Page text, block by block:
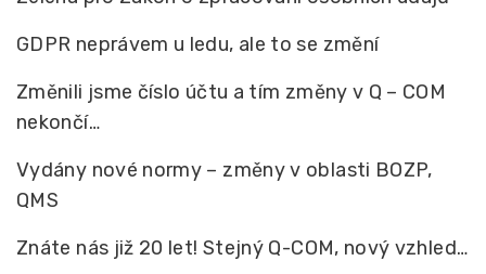
GDPR neprávem u ledu, ale to se změní
Změnili jsme číslo účtu a tím změny v Q – COM
nekončí…
Vydány nové normy – změny v oblasti BOZP,
QMS
Znáte nás již 20 let! Stejný Q-COM, nový vzhled…